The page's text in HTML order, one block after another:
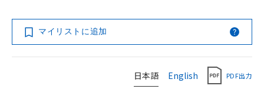
マイリストに追加
日本語 English PDF出力